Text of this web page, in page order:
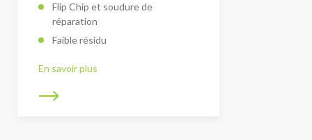
Flip Chip et soudure de
réparation
Faible résidu
En savoir plus